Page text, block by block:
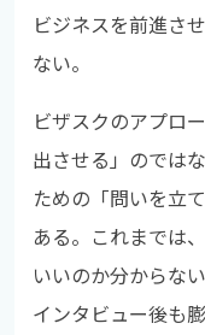
ビジネスを前進さ
ない。
ビザスクのアプロ
出させる」のでは
ための「問いを立
ある。これまでは
いいのか分からな
インタビュー後も